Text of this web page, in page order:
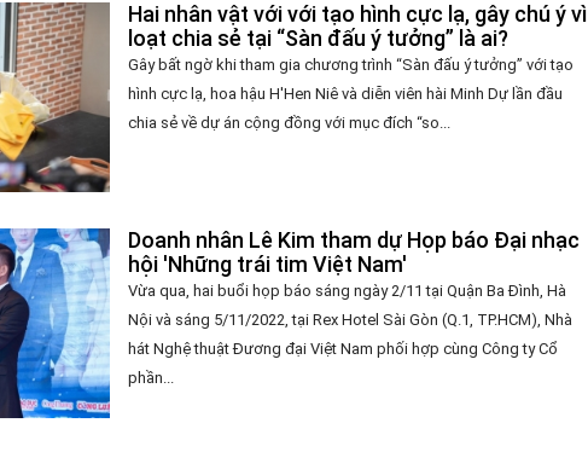
Hai nhân vật với với tạo hình cực lạ, gây chú ý vì
loạt chia sẻ tại “Sàn đấu ý tưởng” là ai?
Gây bất ngờ khi tham gia chương trình “Sàn đấu ý tưởng” với tạo
hình cực lạ, hoa hậu H'Hen Niê và diễn viên hài Minh Dự lần đầu
chia sẻ về dự án cộng đồng với mục đích “so...
Doanh nhân Lê Kim tham dự Họp báo Đại nhạc
hội 'Những trái tim Việt Nam'
Vừa qua, hai buổi họp báo sáng ngày 2/11 tại Quận Ba Đình, Hà
Nội và sáng 5/11/2022, tại Rex Hotel Sài Gòn (Q.1, TP.HCM), Nhà
hát Nghệ thuật Đương đại Việt Nam phối hợp cùng Công ty Cổ
phần...